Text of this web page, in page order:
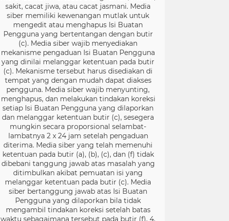
sakit, cacat jiwa, atau cacat jasmani. Media
siber memiliki kewenangan mutlak untuk
mengedit atau menghapus Isi Buatan
Pengguna yang bertentangan dengan butir
(c). Media siber wajib menyediakan
mekanisme pengaduan Isi Buatan Pengguna
yang dinilai melanggar ketentuan pada butir
(c). Mekanisme tersebut harus disediakan di
tempat yang dengan mudah dapat diakses
pengguna. Media siber wajib menyunting,
menghapus, dan melakukan tindakan koreksi
setiap Isi Buatan Pengguna yang dilaporkan
dan melanggar ketentuan butir (c), sesegera
mungkin secara proporsional selambat-
lambatnya 2 x 24 jam setelah pengaduan
diterima. Media siber yang telah memenuhi
ketentuan pada butir (a), (b), (c), dan (f) tidak
dibebani tanggung jawab atas masalah yang
ditimbulkan akibat pemuatan isi yang
melanggar ketentuan pada butir (c). Media
siber bertanggung jawab atas Isi Buatan
Pengguna yang dilaporkan bila tidak
mengambil tindakan koreksi setelah batas
waktu sebagaimana tersebut pada butir (f). 4.